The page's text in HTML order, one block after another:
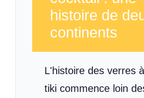
histoire de
continents
L'histoire des verres
tiki commence loin